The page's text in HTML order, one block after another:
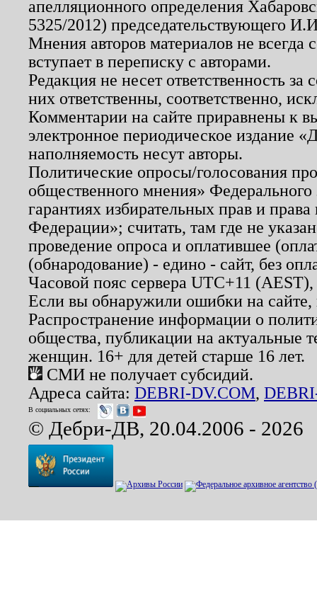
апелляционного определения
5325/2012) председательствующего
Мнения авторов материалов не
вступает в переписку с авторами.
Редакция не несет ответственность
них ответственны, соответственно,
Комментарии на сайте приравнены к
электронное периодическое издание
наполняемость несут авторы.
Политические опросы/голосования
общественного мнения»
гарантиях избирательных прав и
Федерации»; считать, там где не
проведение опроса и оплатившее
(обнародование) - едино - сайт, без
Часовой пояс сервера UTC+11
Если вы обнаружили ошибки на
Распространение информации о
общества, публикации на актуальные
женщин. 16+ для детей старше 16 лет.
СМИ не получает субсидий.
Адреса сайта: DEBRI-DV.COM,
В социальных сетях:
© Дебри-ДВ, 20.04.2006 - 2026